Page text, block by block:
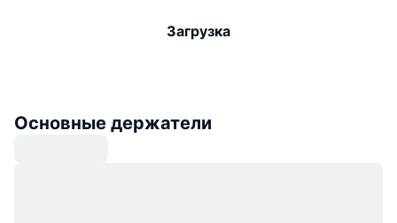
Загрузка
Основные держатели